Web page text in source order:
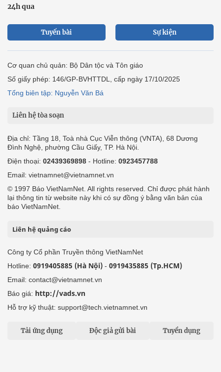
24h qua
Tuyến bài Sự kiện
Cơ quan chủ quản: Bộ Dân tộc và Tôn giáo
Số giấy phép: 146/GP-BVHTTDL, cấp ngày 17/10/2025
Tổng biên tập: Nguyễn Văn Bá
Liên hệ tòa soạn
Địa chỉ: Tầng 18, Toà nhà Cục Viễn thông (VNTA), 68 Dương
Đình Nghệ, phường Cầu Giấy, TP. Hà Nội.
Điện thoại: 02439369898 - Hotline: 0923457788
Email: vietnamnet@vietnamnet.vn
© 1997 Báo VietNamNet. All rights reserved. Chỉ được phát hành
lại thông tin từ website này khi có sự đồng ý bằng văn bản của
báo VietNamNet.
Liên hệ quảng cáo
Công ty Cổ phần Truyền thông VietNamNet
Hotline: 0919405885 (Hà Nội) - 0919435885 (Tp.HCM)
Email: contact@vietnamnet.vn
Báo giá: http://vads.vn
Hỗ trợ kỹ thuật: support@tech.vietnamnet.vn
Tải ứng dụng Độc giả gửi bài Tuyển dụng